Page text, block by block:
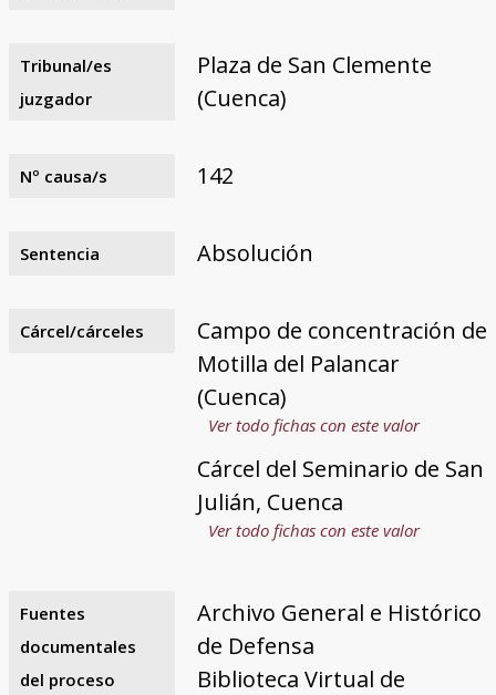
Tribunal/es
juzgador
Plaza de San Clemente
(Cuenca)
Nº causa/s 142
Sentencia Absolución
Cárcel/cárceles
Campo de concentración de
Motilla del Palancar
(Cuenca)
Ver todo fichas con este valor
Cárcel del Seminario de San
Julián, Cuenca
Ver todo fichas con este valor
Fuentes
documentales
del proceso
Archivo General e Histórico
de Defensa
Biblioteca Virtual de